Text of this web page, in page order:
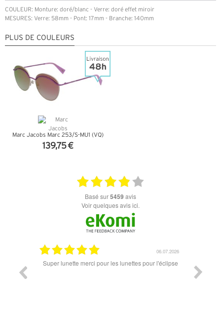
COULEUR: Monture: doré/blanc - Verre: doré effet miroir
MESURES: Verre: 58mm - Pont: 17mm - Branche: 140mm
PLUS DE COULEURS
Marc Jacobs Marc 253/S-MU1 (VQ)
139,75 €
basé sur5459 avis
Voir quelques avis ici.
06.07.2026
Super lunette merci pour les lunettes pour l'éclipse